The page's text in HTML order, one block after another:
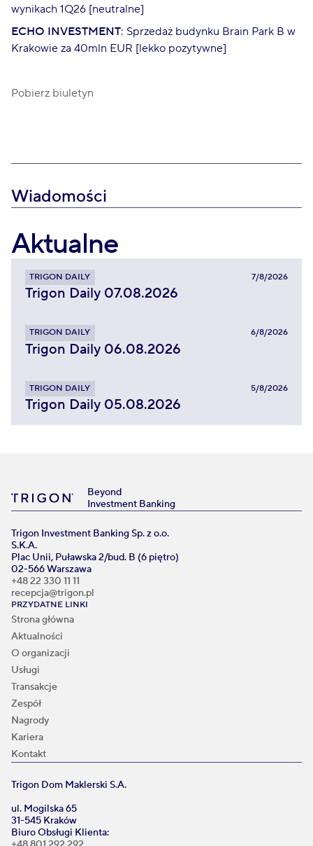
wynikach 1Q26 [neutralne]
ECHO INVESTMENT: Sprzedaż budynku Brain Park B w
Krakowie za 40mln EUR [lekko pozytywne]
Pobierz biuletyn
Wiadomości
Aktualne
TRIGON DAILY 7/8/2026
Trigon Daily 07.08.2026
TRIGON DAILY 6/8/2026
Trigon Daily 06.08.2026
TRIGON DAILY 5/8/2026
Trigon Daily 05.08.2026
Beyond
Investment Banking
Trigon Investment Banking Sp. z o.o.
S.K.A.
Plac Unii, Puławska 2/bud. B (6 piętro)
02-566 Warszawa
+48 22 330 11 11
recepcja@trigon.pl
PRZYDATNE LINKI
Strona główna
Aktualności
O organizacji
Usługi
Transakcje
Zespół
Nagrody
Kariera
Kontakt
Trigon Dom Maklerski S.A.
ul. Mogilska 65
31-545 Kraków
Biuro Obsługi Klienta: